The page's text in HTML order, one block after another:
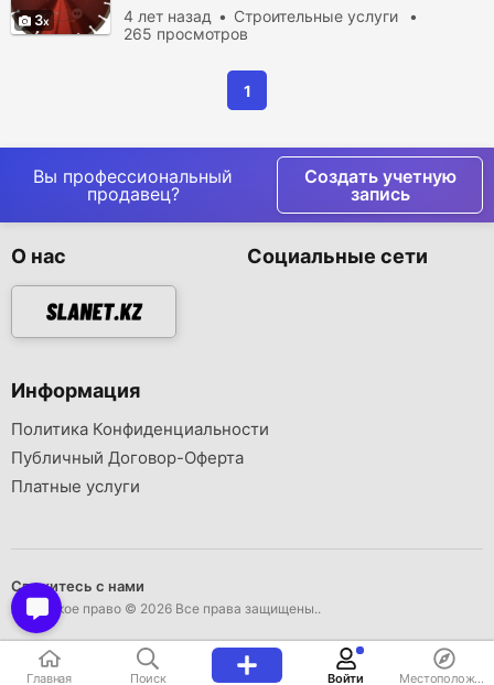
3 4 лет назад
Cтроительные услуги
265 просмотров
1
Вы профессиональный
продавец?
Создать учетную
запись
О нас Социальные сети
Информация
Политика Конфиденциальности
Публичный Договор-Оферта
Платные услуги
Свяжитесь с нами
Авторское право © 2026 Все права защищены..
Главная Поиск Войти Местоположение